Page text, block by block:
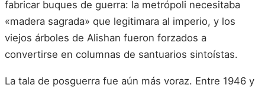
fabricar buques de guerra: la metrópoli necesitaba
«madera sagrada» que legitimara al imperio, y los
viejos árboles de Alishan fueron forzados a
convertirse en columnas de santuarios sintoístas.
La tala de posguerra fue aún más voraz. Entre 1946 y